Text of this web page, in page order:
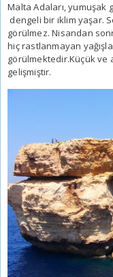
Malta Adaları, yumuşak
dengeli bir iklim yaşar.
görülmez. Nisandan
hiç rastlanmayan
görülmektedir.Küçük ve
gelişmiştir.